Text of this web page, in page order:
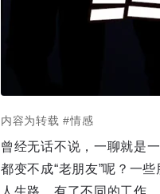
内容为转载 #情感
曾经无话不说，一聊就是
都变不成“老朋友”呢？一
人生路，有了不同的工作